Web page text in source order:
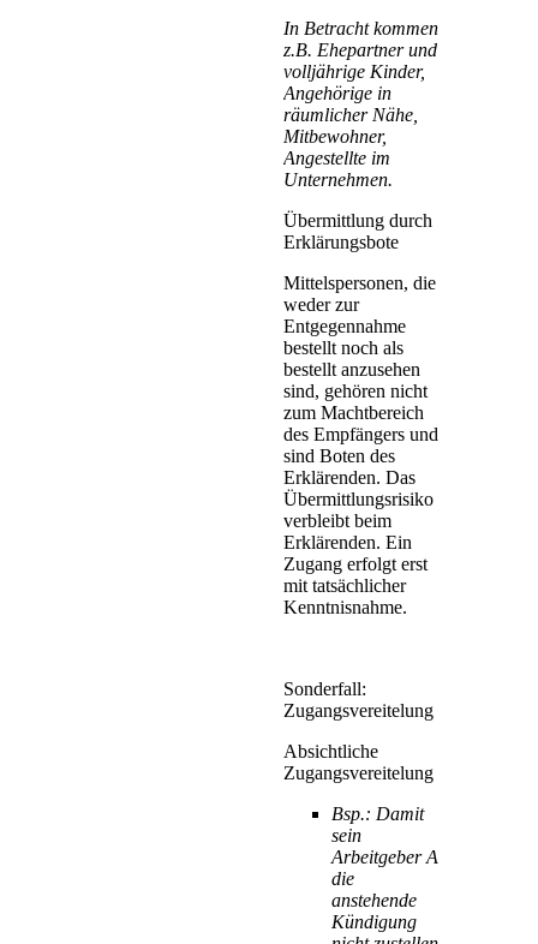
In Betracht kommen
z.B. Ehepartner und
volljährige Kinder,
Angehörige in
räumlicher Nähe,
Mitbewohner,
Angestellte im
Unternehmen.
Übermittlung durch
Erklärungsbote
Mittelspersonen, die
weder zur
Entgegennahme
bestellt noch als
bestellt anzusehen
sind, gehören nicht
zum Machtbereich
des Empfängers und
sind Boten des
Erklärenden. Das
Übermittlungsrisiko
verbleibt beim
Erklärenden. Ein
Zugang erfolgt erst
mit tatsächlicher
Kenntnisnahme.
Sonderfall:
Zugangsvereitelung
Absichtliche
Zugangsvereitelung
Bsp.: Damit
sein
Arbeitgeber A
die
anstehende
Kündigung